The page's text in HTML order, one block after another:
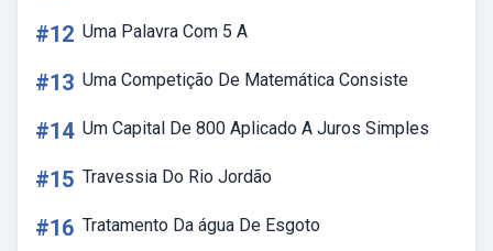
#12 Uma Palavra Com 5 A
#13 Uma Competição De Matemática Consiste
#14 Um Capital De 800 Aplicado A Juros Simples
#15 Travessia Do Rio Jordão
#16 Tratamento Da água De Esgoto